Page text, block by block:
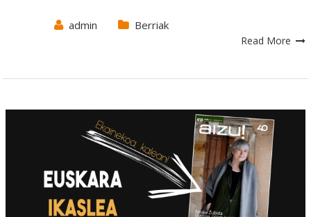
admin Berriak
Read More